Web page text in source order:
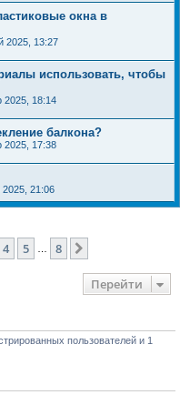
окна в
2025, 13:27
использовать, чтобы
2025, 18:14
балкона?
2025, 17:38
21:06
из
4 5 8
Перейти
пользователей и 1